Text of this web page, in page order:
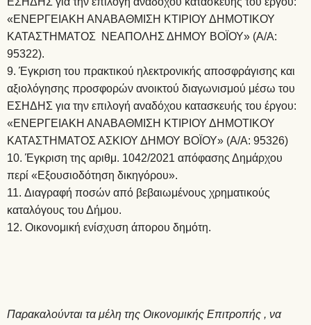
«ΕΝΕΡΓΕΙΑΚΗ ΑΝΑΒΑΘΜΙΣΗ ΚΤΙΡΙΟΥ ΔΗΜΟΤΙΚΟΥ
ΚΑΤΑΣΤΗΜΑΤΟΣ ΝΕΑΠΟΛΗΣ ΔΗΜΟΥ ΒΟΪΟΥ» (Α/Α:
95322).
Έγκριση του πρακτικού ηλεκτρονικής αποσφράγισης και
αξιολόγησης προσφορών ανοικτού διαγωνισμού μέσω του
ΕΣΗΔΗΣ για την επιλογή αναδόχου κατασκευής του έργου:
«ΕΝΕΡΓΕΙΑΚΗ ΑΝΑΒΑΘΜΙΣΗ ΚΤΙΡΙΟΥ ΔΗΜΟΤΙΚΟΥ
ΚΑΤΑΣΤΗΜΑΤΟΣ ΑΣΚΙΟΥ ΔΗΜΟΥ ΒΟΪΟΥ» (Α/Α: 95326)
Έγκριση της αριθμ. 1042/2021 απόφασης Δημάρχου
περί «Εξουσιοδότηση δικηγόρου».
Διαγραφή ποσών από βεβαιωμένους χρηματικούς
καταλόγους του Δήμου.
Οικονομική ενίσχυση άπορου δημότη.
Παρακαλούνται τα μέλη της Οικονομικής Επιτροπής , να